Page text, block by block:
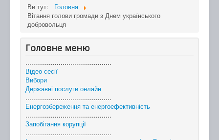
Ви тут:
Головна
Вітання голови громади з Днем українського
добровольця
Головне меню
............................................
Відео сесії
Вибори
Державні послуги онлайн
............................................
Енергозбереження та енергоефективність
............................................
Запобігання корупції
............................................